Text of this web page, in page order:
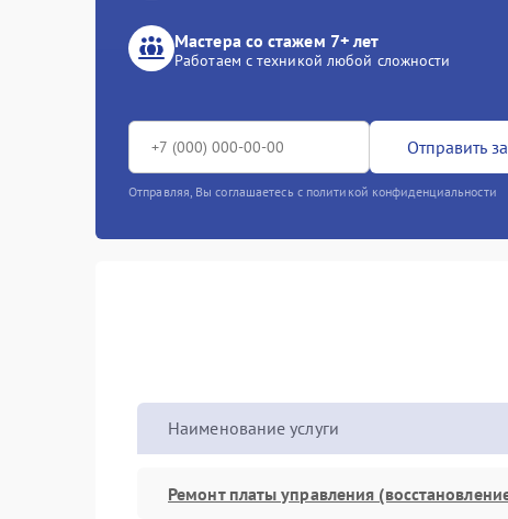
Мастера со стажем 7+ лет
Работаем с техникой любой сложности
Отправить
Отправляя, Вы соглашаетесь с политикой конфиденциальности
Наименование услуги
Ремонт платы управления